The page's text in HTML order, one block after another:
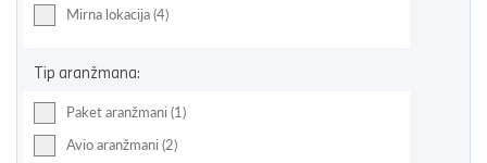
Mirna lokacija (4)
Tip aranžmana:
Paket aranžmani (1)
Avio aranžmani (2)